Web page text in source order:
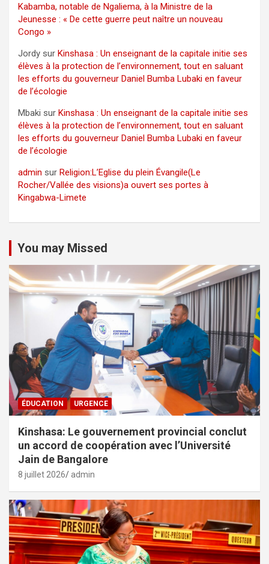
Kabamba, notable de Ngaliema, à la Ministre de la
Jeunesse : « De cette guerre peut naître un nouveau
Congo »
Jordy sur Kinshasa : Un enseignant de la capitale initie ses
élèves à la protection de l’environnement, tout en saluant
les efforts du gouverneur Daniel Bumba Lubaki en faveur
de l’écologie
Mbaki sur Kinshasa : Un enseignant de la capitale initie ses
élèves à la protection de l’environnement, tout en saluant
les efforts du gouverneur Daniel Bumba Lubaki en faveur
de l’écologie
admin sur Religion:L’Eglise du plein Évangile(Le
Rocher/Vallée des visions)a ouvert ses portes à
Kingabwa-Limete
You may Missed
ÉDUCATION URGENCE
Kinshasa: Le gouvernement provincial conclut
un accord de coopération avec l’Université
Jain de Bangalore
8 juillet 2026 admin